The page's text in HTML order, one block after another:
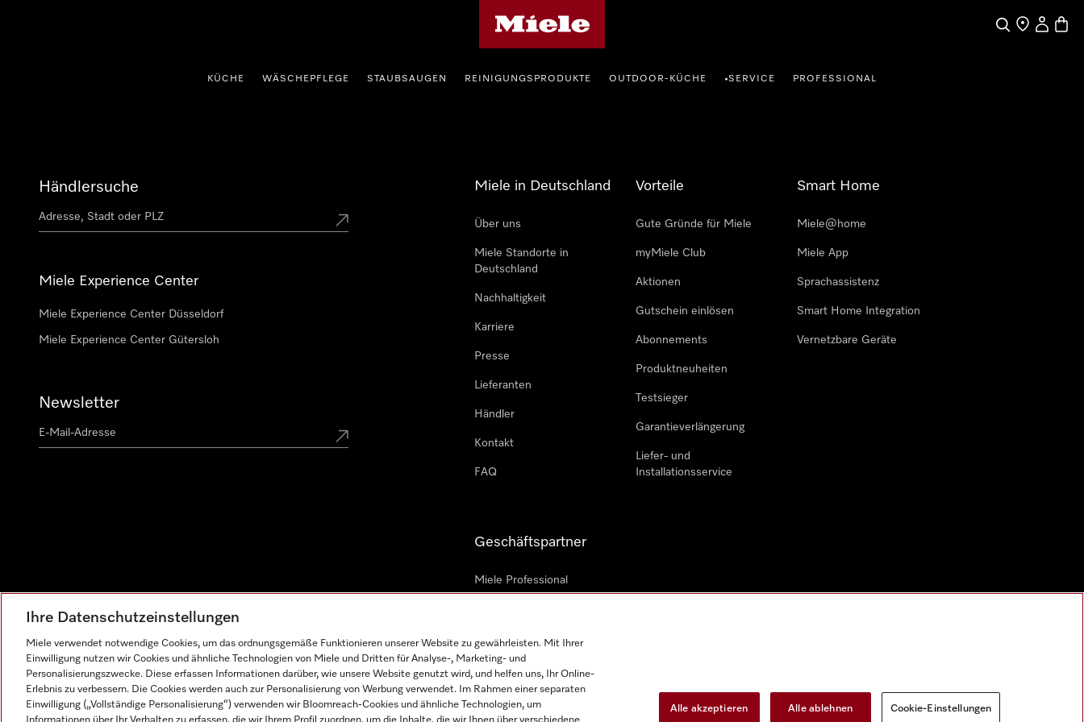
SucheHändler
Mein
KÜCHE WÄSCHEPFLEGE STAUBSAUGEN REINIGUNGSPRODUKTE OUTDOOR-KÜCHE •SERVICE PROFESSIONAL
Händlersuche
Miele Experience Center
Miele Experience Center Düsseldorf
Miele Experience Center Gütersloh
Newsletter
Miele in Deutschland
Über uns
Miele Standorte in
Deutschland
Nachhaltigkeit
Karriere
Presse
Lieferanten
Händler
Kontakt
FAQ
Vorteile
Gute Gründe für Miele
myMiele Club
Aktionen
Gutschein einlösen
Abonnements
Produktneuheiten
Testsieger
Garantieverlängerung
Liefer- und
Installationsservice
Smart Home
Miele@home
Miele App
Sprachassistenz
Smart Home Integration
Vernetzbare Geräte
Geschäftspartner
Miele Professional
Miele Marine
Architekten und Bauträger
Ihre Datenschutzeinstellungen
Miele verwendet notwendige Cookies, um das ordnungsgemäße Funktionieren unserer Website zu gewährleisten. Mit Ihrer
Einwilligung nutzen wir Cookies und ähnliche Technologien von Miele und Dritten für Analyse-, Marketing- und
Personalisierungszwecke. Diese erfassen Informationen darüber, wie unsere Website genutzt wird, und helfen uns, Ihr Online-
Erlebnis zu verbessern. Die Cookies werden auch zur Personalisierung von Werbung verwendet. Im Rahmen einer separaten
Einwilligung („Vollständige Personalisierung“) verwenden wir Bloomreach-Cookies und ähnliche Technologien, um
Alle akzeptieren Alle ablehnen Cookie-Einstellungen